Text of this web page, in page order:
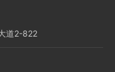
道2-822